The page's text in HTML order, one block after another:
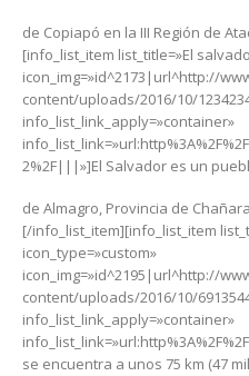
de Copiapó en la III Región de
[info_list_item list_title=»El
icon_img=»id^2173|url^http://
content/uploads/2016/10/
info_list_link_apply=»container»
2%2F|||»]El Salvador es un
de Almagro, Provincia de
[/info_list_item][info_list_item
icon_type=»custom»
icon_img=»id^2195|url^http://
content/uploads/2016/10/
info_list_link_apply=»container»
se encuentra a unos 75 km (47